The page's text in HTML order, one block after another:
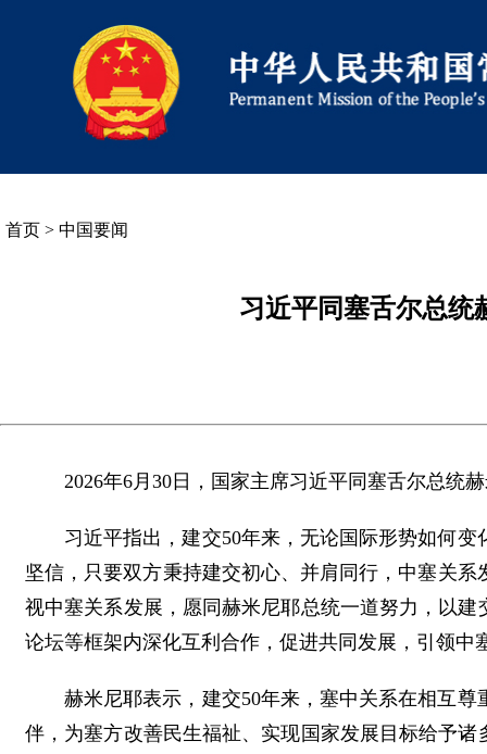
首页 > 中国要闻
习近平同塞舌尔总统
2026年6月30日，国家主席习近平同塞舌尔总统
习近平指出，建交50年来，无论国际形势如何
坚信，只要双方秉持建交初心、并肩同行，中塞关
视中塞关系发展，愿同赫米尼耶总统一道努力，以
论坛等框架内深化互利合作，促进共同发展，引领
赫米尼耶表示，建交50年来，塞中关系在相互
伴，为塞方改善民生福祉、实现国家发展目标给予